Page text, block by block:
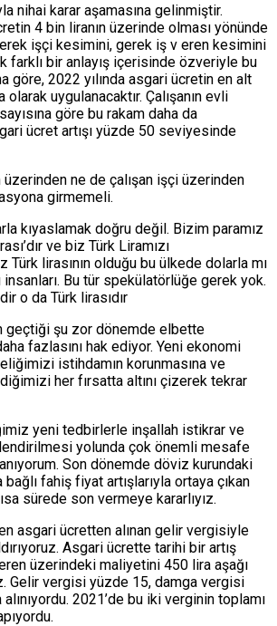
nihai karar aşamasına gelinmiştir.
4 bin liranın üzerinde olması yönünde
işçi kesimini, gerek iş v eren kesimini
farklı bir anlayış içerisinde özveriyle bu
göre, 2022 yılında asgari ücretin en alt
uygulanacaktır. Çalışanın evli
göre bu rakam daha da
ücret artışı yüzde 50 seviyesinde
ne de çalışan işçi üzerinden
girmemeli.
kıyaslamak doğru değil. Bizim paramız
ve biz Türk Liramızı
lirasının olduğu bu ülkede dolarla mı
insanları. Bu tür spekülatörlüğe gerek yok.
o da Türk lirasıdır
geçtiği şu zor dönemde elbette
fazlasını hak ediyor. Yeni ekonomi
istihdamın korunmasına ve
her fırsatta altını çizerek tekrar
yeni tedbirlerle inşallah istikrar ve
yolunda çok önemli mesafe
Son dönemde döviz kurundaki
fahiş fiyat artışlarıyla ortaya çıkan
sürede son vermeye kararlıyız.
asgari ücretten alınan gelir vergisiyle
Asgari ücrette tarihi bir artış
üzerindeki maliyetini 450 lira aşağı
Gelir vergisi yüzde 15, damga vergisi
2021’de bu iki verginin toplamı